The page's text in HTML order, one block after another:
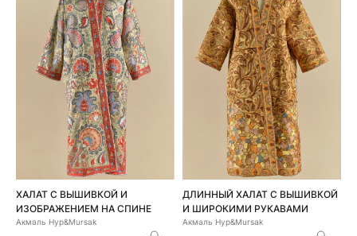
ХАЛАТ С ВЫШИВКОЙ И
ИЗОБРАЖЕНИЕМ НА СПИНЕ
Акмаль Нур&Mursak
ДЛИННЫЙ ХАЛАТ С ВЫШИВКОЙ
И ШИРОКИМИ РУКАВАМИ
Акмаль Нур&Mursak